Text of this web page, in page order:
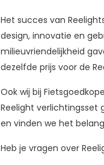
Het succes van
design, innovatie en
milieuvriendelijkheid
dezelfde prijs voor de
Ook wij bij
Reelight verlichtingsset
en vinden we het
Heb je vragen over